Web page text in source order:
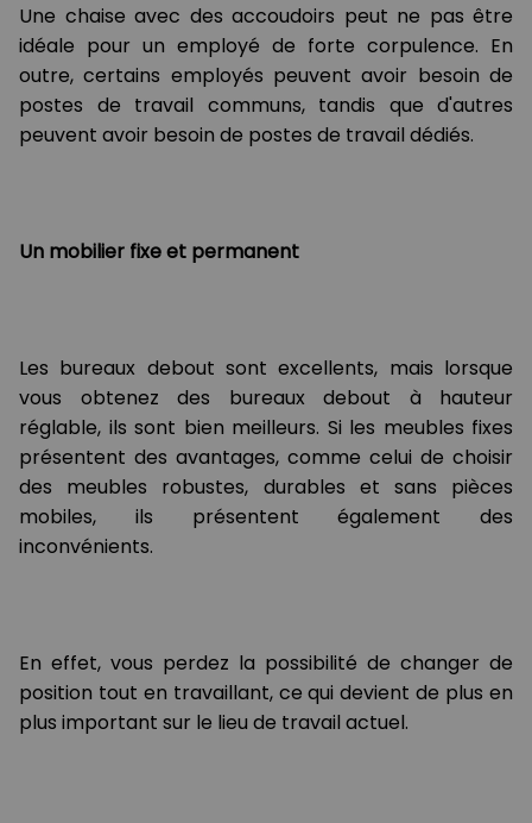
Une chaise avec des accoudoirs peut ne pas être
idéale pour un employé de forte corpulence. En
outre, certains employés peuvent avoir besoin de
postes de travail communs, tandis que d'autres
peuvent avoir besoin de postes de travail dédiés.
Un mobilier fixe et permanent
Les bureaux debout sont excellents, mais lorsque
vous obtenez des bureaux debout à hauteur
réglable, ils sont bien meilleurs. Si les meubles fixes
présentent des avantages, comme celui de choisir
des meubles robustes, durables et sans pièces
mobiles, ils présentent également des
inconvénients.
En effet, vous perdez la possibilité de changer de
position tout en travaillant, ce qui devient de plus en
plus important sur le lieu de travail actuel.